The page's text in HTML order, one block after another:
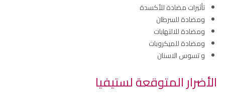
تأثيرات مضادة للأكسدة
ومضادة للسرطان
ومضادة للالتهابات
ومضادة للميكروبات
و تسوس الاسنان
الأضرار المتوقعة لستيفيا